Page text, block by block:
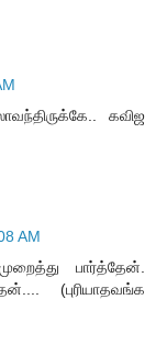
கவிஜ
AM
பார்த்தேன்.
(புரியாதவங்க